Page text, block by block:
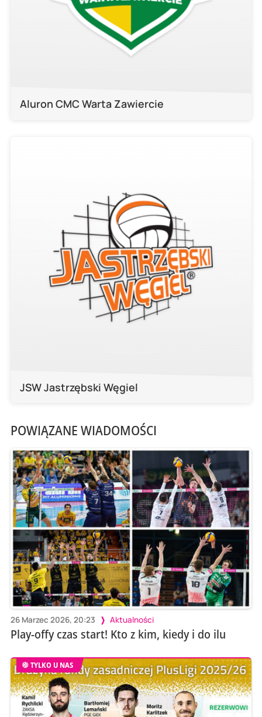
Aluron CMC Warta Zawiercie
JSW Jastrzębski Węgiel
POWIĄZANE WIADOMOŚCI
26 Marzec 2026, 20:23 Aktualności
Play-offy czas start! Kto z kim, kiedy i do ilu
TYLKO U NAS